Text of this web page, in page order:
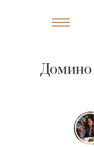
Домино